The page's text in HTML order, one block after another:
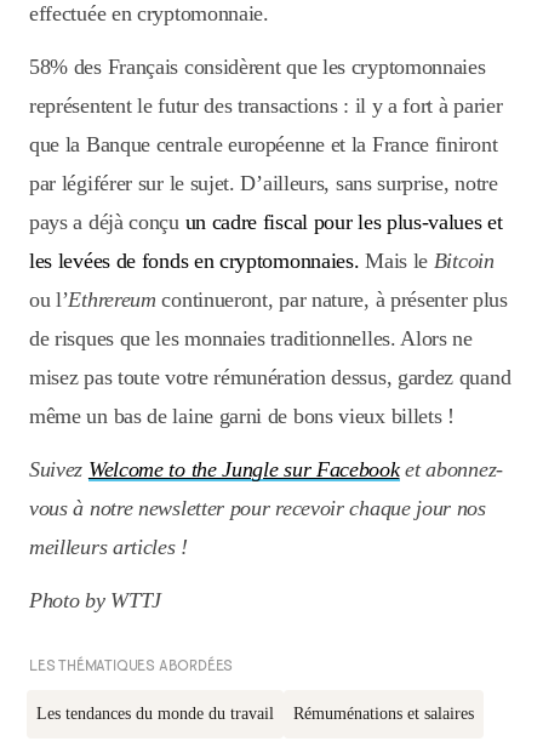
effectuée en cryptomonnaie.
58% des Français considèrent que les cryptomonnaies
représentent le futur des transactions : il y a fort à parier
que la Banque centrale européenne et la France finiront
par légiférer sur le sujet. D’ailleurs, sans surprise, notre
pays a déjà conçu un cadre fiscal pour les plus-values et
les levées de fonds en cryptomonnaies. Mais le Bitcoin
ou l’Ethrereum continueront, par nature, à présenter plus
de risques que les monnaies traditionnelles. Alors ne
misez pas toute votre rémunération dessus, gardez quand
même un bas de laine garni de bons vieux billets !
Suivez Welcome to the Jungle sur Facebooket abonnez-
vous à notre newsletter pour recevoir chaque jour nos
meilleurs articles !
Photo by WTTJ
LES THÉMATIQUES ABORDÉES
Les tendances du monde du travail Rémuménations et salaires